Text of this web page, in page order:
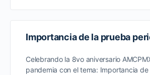
Importancia de la prueba
Celebrando la 8vo aniversario
pandemia con el tema: Importancia de